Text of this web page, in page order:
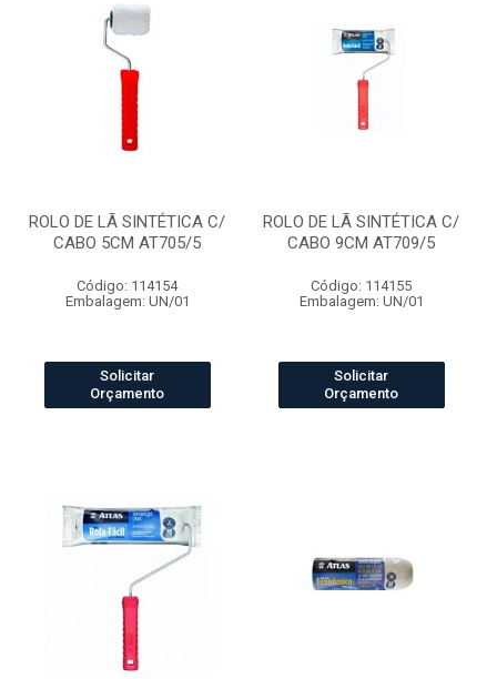
ROLO DE LÃ SINTÉTICA C/
CABO 5CM AT705/5
Código: 114154
Embalagem: UN/01
Solicitar
Orçamento
ROLO DE LÃ SINTÉTICA C/
CABO 9CM AT709/5
Código: 114155
Embalagem: UN/01
Solicitar
Orçamento